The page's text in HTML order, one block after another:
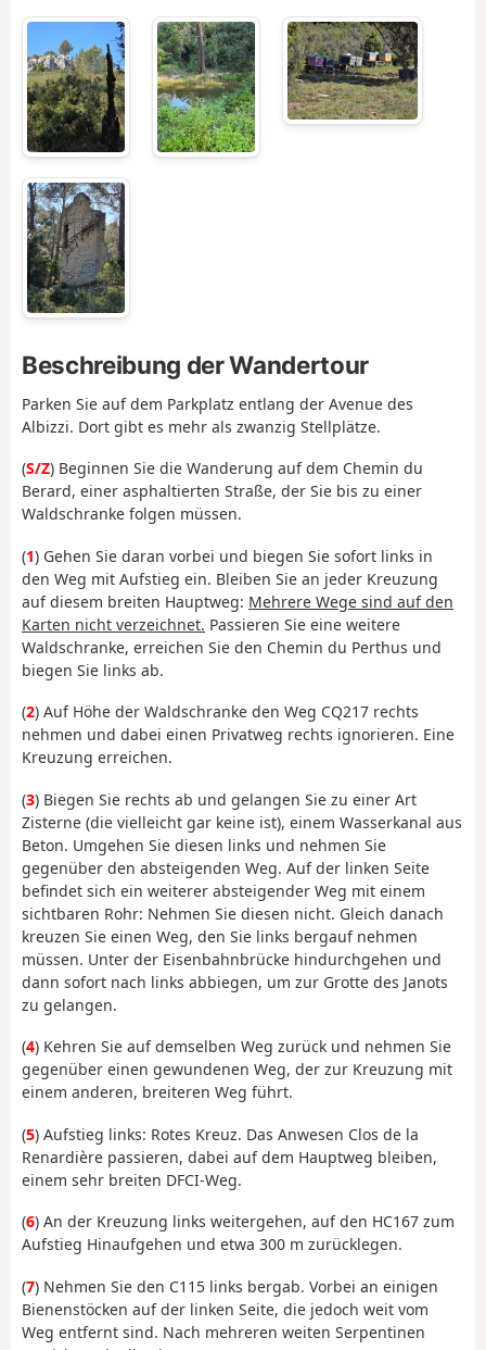
Beschreibung der Wandertour
Parken Sie auf dem Parkplatz entlang der Avenue des
Albizzi. Dort gibt es mehr als zwanzig Stellplätze.
(S/Z) Beginnen Sie die Wanderung auf dem Chemin du
Berard, einer asphaltierten Straße, der Sie bis zu einer
Waldschranke folgen müssen.
(1) Gehen Sie daran vorbei und biegen Sie sofort links in
den Weg mit Aufstieg ein. Bleiben Sie an jeder Kreuzung
auf diesem breiten Hauptweg: Mehrere Wege sind auf den
Karten nicht verzeichnet. Passieren Sie eine weitere
Waldschranke, erreichen Sie den Chemin du Perthus und
biegen Sie links ab.
(2) Auf Höhe der Waldschranke den Weg CQ217 rechts
nehmen und dabei einen Privatweg rechts ignorieren. Eine
Kreuzung erreichen.
(3) Biegen Sie rechts ab und gelangen Sie zu einer Art
Zisterne (die vielleicht gar keine ist), einem Wasserkanal aus
Beton. Umgehen Sie diesen links und nehmen Sie
gegenüber den absteigenden Weg. Auf der linken Seite
befindet sich ein weiterer absteigender Weg mit einem
sichtbaren Rohr: Nehmen Sie diesen nicht. Gleich danach
kreuzen Sie einen Weg, den Sie links bergauf nehmen
müssen. Unter der Eisenbahnbrücke hindurchgehen und
dann sofort nach links abbiegen, um zur Grotte des Janots
zu gelangen.
(4) Kehren Sie auf demselben Weg zurück und nehmen Sie
gegenüber einen gewundenen Weg, der zur Kreuzung mit
einem anderen, breiteren Weg führt.
(5) Aufstieg links: Rotes Kreuz. Das Anwesen Clos de la
Renardière passieren, dabei auf dem Hauptweg bleiben,
einem sehr breiten DFCI-Weg.
(6) An der Kreuzung links weitergehen, auf den HC167 zum
Aufstieg Hinaufgehen und etwa 300 m zurücklegen.
(7) Nehmen Sie den C115 links bergab. Vorbei an einigen
Bienenstöcken auf der linken Seite, die jedoch weit vom
Weg entfernt sind. Nach mehreren weiten Serpentinen